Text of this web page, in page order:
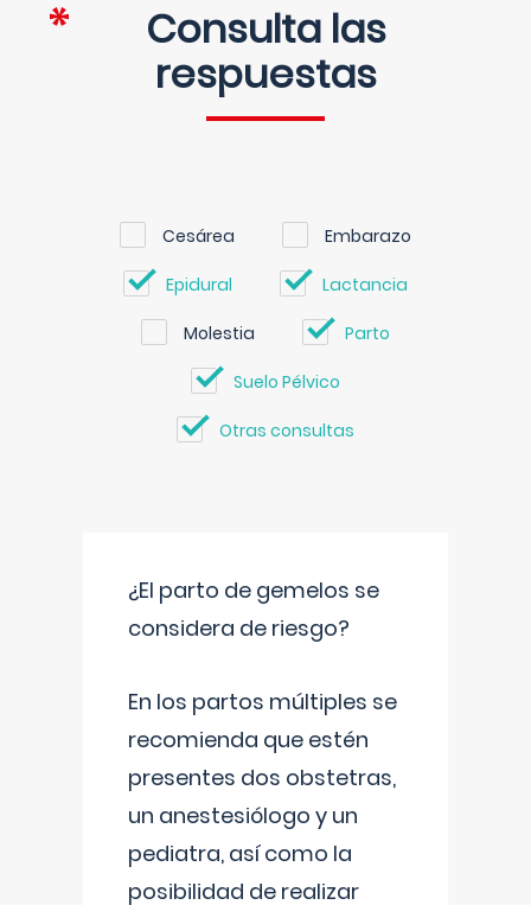
Consulta las
respuestas
Cesárea Embarazo
Epidural Lactancia
Molestia Parto
Suelo Pélvico
Otras consultas
¿El parto de gemelos se
considera de riesgo?
En los partos múltiples se
recomienda que estén
presentes dos obstetras,
un anestesiólogo y un
pediatra, así como la
posibilidad de realizar